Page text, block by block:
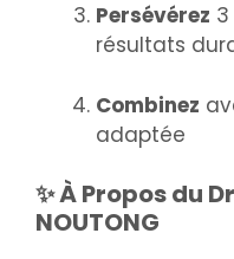
Persévérez
résultats
Combinez
adaptée
✨ À Propos du
NOUTONG